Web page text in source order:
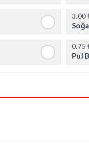
3.00
0.75
Pul